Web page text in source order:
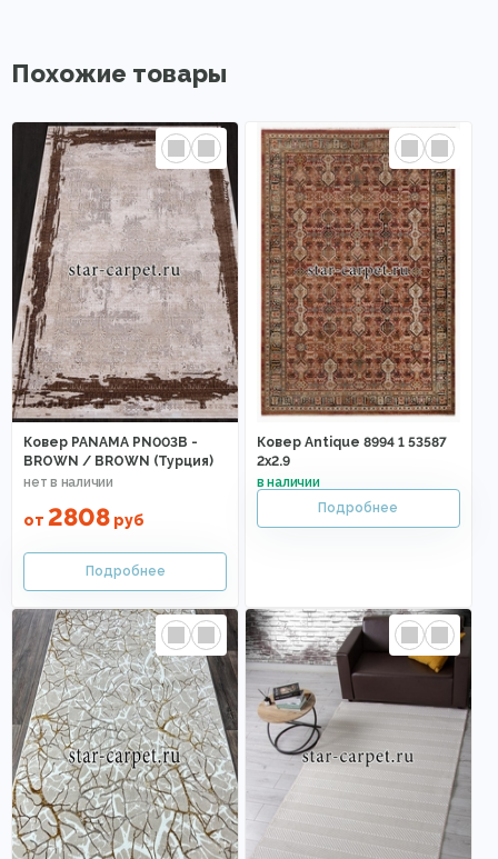
Похожие товары
Ковер PANAMA PN003B -
BROWN / BROWN (Турция)
от 2808 руб
Ковер Antique 8994 1 53587
2x2.9